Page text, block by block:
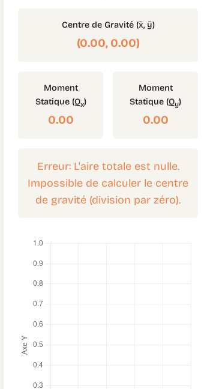
Centre de Gravité (x̄, ȳ)
(0.00, 0.00)
Moment
Statique (Qx)
0.00
Moment
Statique (Qy)
0.00
Erreur: L'aire totale est nulle.
Impossible de calculer le centre
de gravité (division par zéro).